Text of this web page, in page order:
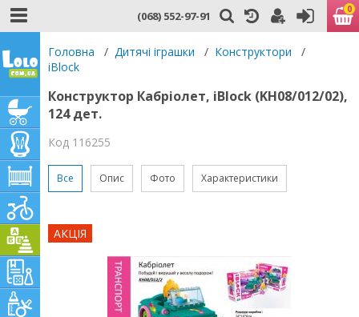
(068) 552-97-91 0
Головна / Дитячі іграшки / Конструктори
/
iBlock
Конструктор Кабріолет, iBlock (KH08/012/02),
124 дет.
Код 116255
Все Опис Фото Характеристики
АКЦІЯ